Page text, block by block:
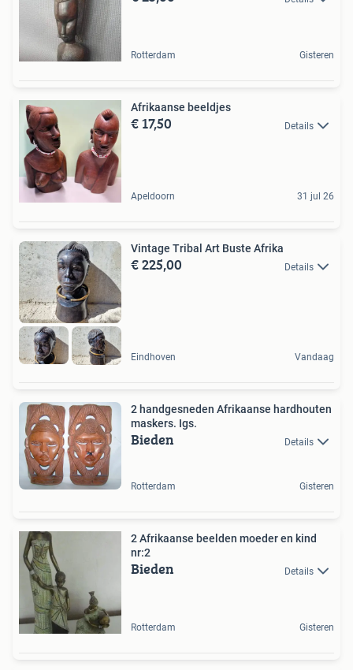
Rotterdam Gisteren
Afrikaanse beeldjes
€ 17,50 Details
Apeldoorn 31 jul 26
Vintage Tribal Art Buste Afrika
€ 225,00 Details
Eindhoven Vandaag
2 handgesneden Afrikaanse hardhouten
maskers. Igs.
Bieden Details
Rotterdam Gisteren
2 Afrikaanse beelden moeder en kind
nr:2
Bieden Details
Rotterdam Gisteren